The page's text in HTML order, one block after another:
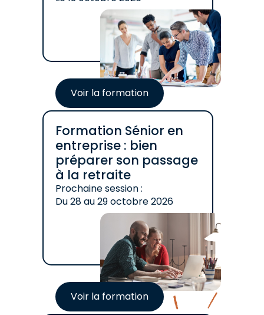
Voir la formation
Formation Sénior en
entreprise : bien
préparer son passage
à la retraite
Prochaine session :
Du28au29 octobre 2026
Voir la formation